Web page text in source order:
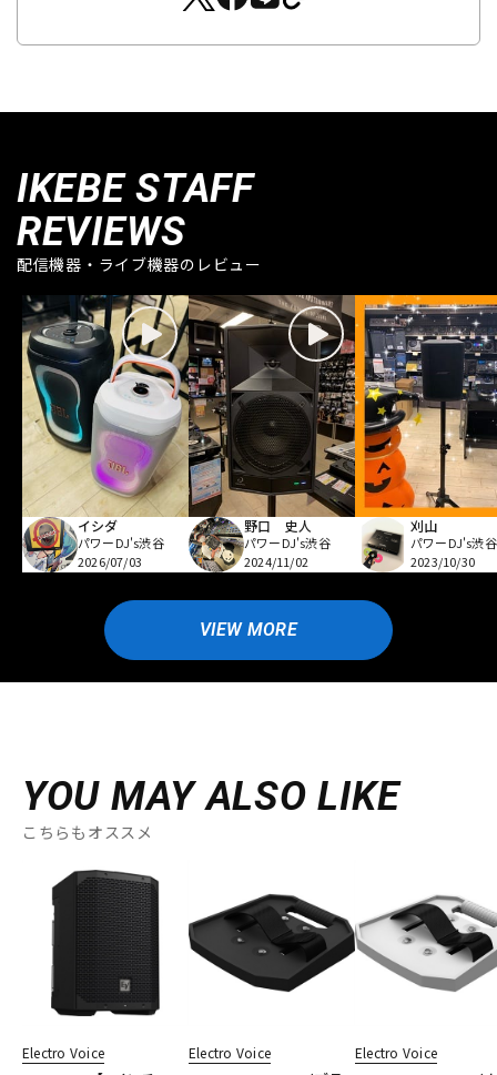
IKEBE STAFF
REVIEWS
配信機器・ライブ機器のレビュー
イシダ
パワーDJ's渋谷
2026/07/03
野口 史人
パワーDJ's渋谷
2024/11/02
刈山
パワーDJ's渋谷
2023/10/30
VIEW MORE
YOU MAY ALSO LIKE
こちらもオススメ
Electro Voice Electro Voice Electro Voice